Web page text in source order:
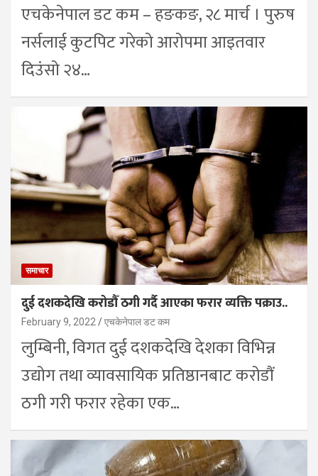
एचकेनेपाल डट कम – हङकङ, २८ मार्च । पुरुष
नर्सलाई कुटपिट गरेको आरोपमा आइतवार
दिउंसो २४…
समाचार
दुई दशकदेखि करोडौँ ठगी गर्दै आएका फरार व्यक्ति पक्राउ..
February 9, 2022 एचकेनेपाल डट कम
लुम्बिनी, विगत दुई दशकदेखि देशका विभिन्न
उद्योग तथा व्यावसायिक प्रतिष्ठानबाट करोडौं
ठगी गरी फरार रहेका एक…